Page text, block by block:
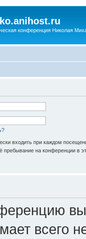
конференция Николая
входить при каждом
пребывание на конференции в
всего